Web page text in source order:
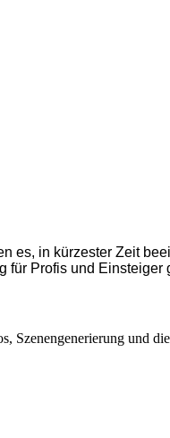
es, in kürzester Zeit
Profis und Einsteiger
Szenengenerierung und